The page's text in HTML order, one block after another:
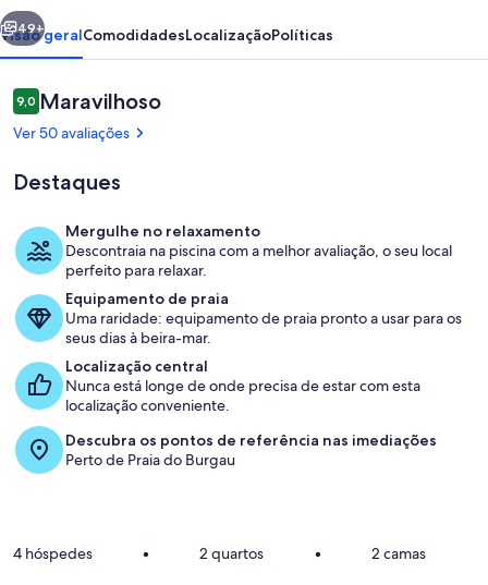
privada
perto
de
Burgau
Seguinte
49+
Visão geralComodidadesLocalizaçãoPolíticas
Avaliações
9,09,0 em 10
Maravilhoso
Ver 50 avaliações
Destaques
Mergulhe no relaxamento
Descontraia na piscina com a melhor avaliação, o seu local
perfeito para relaxar.
Equipamento de praia
Uma raridade: equipamento de praia pronto a usar para os
seus dias à beira-mar.
Localização central
Nunca está longe de onde precisa de estar com esta
localização conveniente.
Descubra os pontos de referência nas imediações
Perto de Praia do Burgau
4 hóspedes • 2 quartos • 2 camas